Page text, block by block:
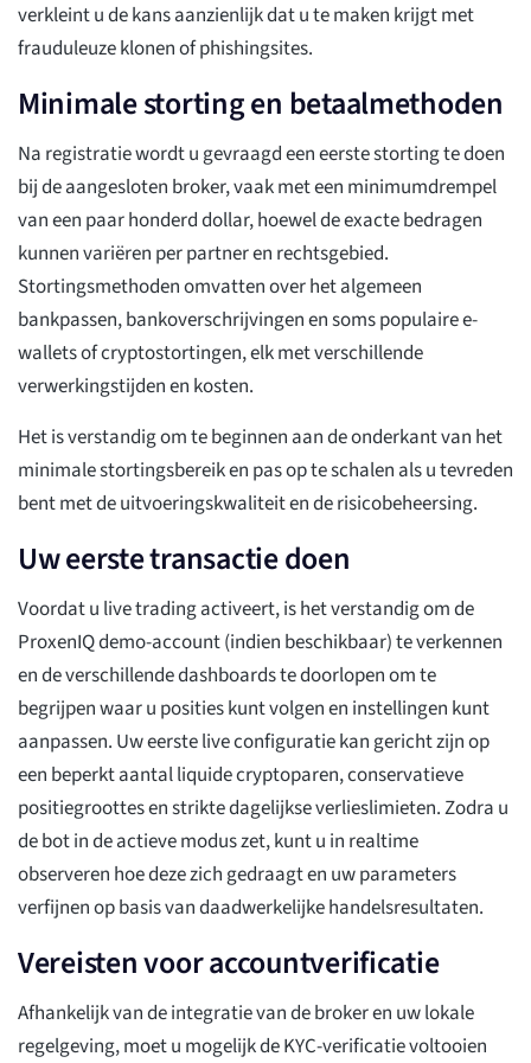
verkleint u de kans aanzienlijk dat u te maken krijgt met
frauduleuze klonen of phishingsites.
Minimale storting en betaalmethoden
Na registratie wordt u gevraagd een eerste storting te doen
bij de aangesloten broker, vaak met een minimumdrempel
van een paar honderd dollar, hoewel de exacte bedragen
kunnen variëren per partner en rechtsgebied.
Stortingsmethoden omvatten over het algemeen
bankpassen, bankoverschrijvingen en soms populaire e-
wallets of cryptostortingen, elk met verschillende
verwerkingstijden en kosten.
Het is verstandig om te beginnen aan de onderkant van het
minimale stortingsbereik en pas op te schalen als u tevreden
bent met de uitvoeringskwaliteit en de risicobeheersing.
Uw eerste transactie doen
Voordat u live trading activeert, is het verstandig om de
ProxenIQ demo-account (indien beschikbaar) te verkennen
en de verschillende dashboards te doorlopen om te
begrijpen waar u posities kunt volgen en instellingen kunt
aanpassen. Uw eerste live configuratie kan gericht zijn op
een beperkt aantal liquide cryptoparen, conservatieve
positiegroottes en strikte dagelijkse verlieslimieten. Zodra u
de bot in de actieve modus zet, kunt u in realtime
observeren hoe deze zich gedraagt en uw parameters
verfijnen op basis van daadwerkelijke handelsresultaten.
Vereisten voor accountverificatie
Afhankelijk van de integratie van de broker en uw lokale
regelgeving, moet u mogelijk de KYC-verificatie voltooien